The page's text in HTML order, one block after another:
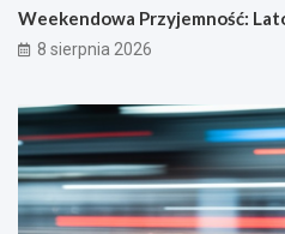
Weekendowa Przyjemność:
8 sierpnia 2026